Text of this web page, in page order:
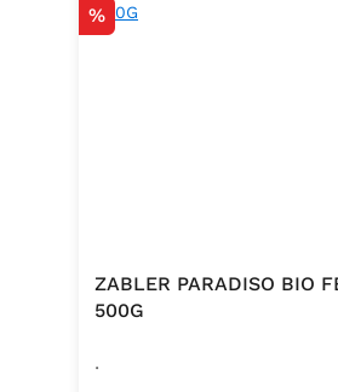
Rabatt
%
ZABLER PARADISO BIO
500G
.